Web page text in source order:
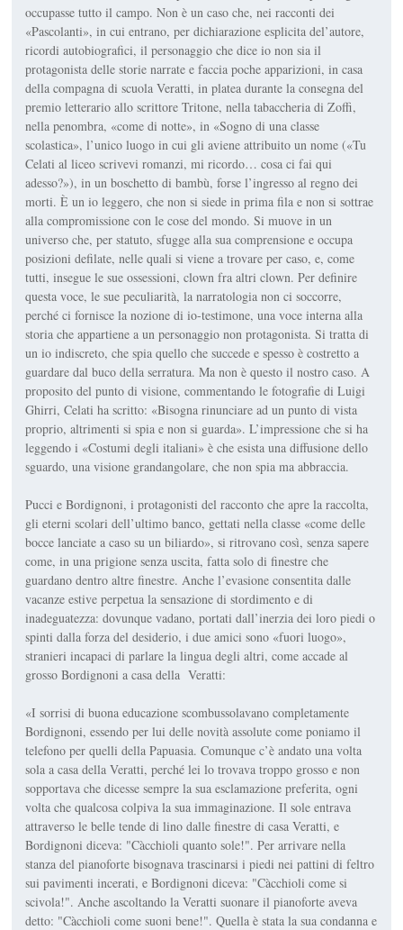
occupasse tutto il campo. Non è un caso che, nei racconti dei
«Pascolanti», in cui entrano, per dichiarazione esplicita del’autore,
ricordi autobiografici, il personaggio che dice io non sia il
protagonista delle storie narrate e faccia poche apparizioni, in casa
della compagna di scuola Veratti, in platea durante la consegna del
premio letterario allo scrittore Tritone, nella tabaccheria di Zoffi,
nella penombra, «come di notte», in «Sogno di una classe
scolastica», l’unico luogo in cui gli aviene attribuito un nome («Tu
Celati al liceo scrivevi romanzi, mi ricordo… cosa ci fai qui
adesso?»), in un boschetto di bambù, forse l’ingresso al regno dei
morti. È un io leggero, che non si siede in prima fila e non si sottrae
alla compromissione con le cose del mondo. Si muove in un
universo che, per statuto, sfugge alla sua comprensione e occupa
posizioni defilate, nelle quali si viene a trovare per caso, e, come
tutti, insegue le sue ossessioni, clown fra altri clown. Per definire
questa voce, le sue peculiarità, la narratologia non ci soccorre,
perché ci fornisce la nozione di io-testimone, una voce interna alla
storia che appartiene a un personaggio non protagonista. Si tratta di
un io indiscreto, che spia quello che succede e spesso è costretto a
guardare dal buco della serratura. Ma non è questo il nostro caso. A
proposito del punto di visione, commentando le fotografie di Luigi
Ghirri, Celati ha scritto: «Bisogna rinunciare ad un punto di vista
proprio, altrimenti si spia e non si guarda». L’impressione che si ha
leggendo i «Costumi degli italiani» è che esista una diffusione dello
sguardo, una visione grandangolare, che non spia ma abbraccia.
Pucci e Bordignoni, i protagonisti del racconto che apre la raccolta,
gli eterni scolari dell’ultimo banco, gettati nella classe «come delle
bocce lanciate a caso su un biliardo», si ritrovano così, senza sapere
come, in una prigione senza uscita, fatta solo di finestre che
guardano dentro altre finestre. Anche l’evasione consentita dalle
vacanze estive perpetua la sensazione di stordimento e di
inadeguatezza: dovunque vadano, portati dall’inerzia dei loro piedi o
spinti dalla forza del desiderio, i due amici sono «fuori luogo»,
stranieri incapaci di parlare la lingua degli altri, come accade al
grosso Bordignoni a casa della Veratti:
«I sorrisi di buona educazione scombussolavano completamente
Bordignoni, essendo per lui delle novità assolute come poniamo il
telefono per quelli della Papuasia. Comunque c’è andato una volta
sola a casa della Veratti, perché lei lo trovava troppo grosso e non
sopportava che dicesse sempre la sua esclamazione preferita, ogni
volta che qualcosa colpiva la sua immaginazione. Il sole entrava
attraverso le belle tende di lino dalle finestre di casa Veratti, e
Bordignoni diceva: "Càcchioli quanto sole!". Per arrivare nella
stanza del pianoforte bisognava trascinarsi i piedi nei pattini di feltro
sui pavimenti incerati, e Bordignoni diceva: "Càcchioli come si
scivola!". Anche ascoltando la Veratti suonare il pianoforte aveva
detto: "Càcchioli come suoni bene!". Quella è stata la sua condanna e